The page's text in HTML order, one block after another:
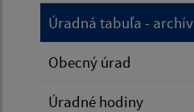
Úradná tabuľa - archív
Obecný úrad
Úradné hodiny